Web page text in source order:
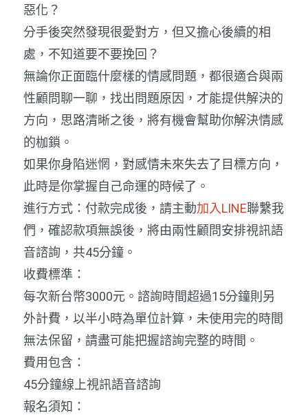
惡化？
分手後突然發現很愛對方，但又擔心後續的相
處，不知道要不要挽回？
無論你正面臨什麼樣的情感問題，都很適合與兩
性顧問聊一聊，找出問題原因，才能提供解決的
方向，思路清晰之後，將有機會幫助你解決情感
的枷鎖。
如果你身陷迷惘，對感情未來失去了目標方向，
此時是你掌握自己命運的時候了。
進行方式：付款完成後，請主動加入LINE聯繫我
們，確認款項無誤後，將由兩性顧問安排視訊語
音諮詢，共45分鐘。
收費標準：
每次新台幣3000元。諮詢時間超過15分鐘則另
外計費，以半小時為單位計算，未使用完的時間
無法保留，請盡可能把握諮詢完整的時間。
費用包含：
45分鐘線上視訊語音諮詢
報名須知：